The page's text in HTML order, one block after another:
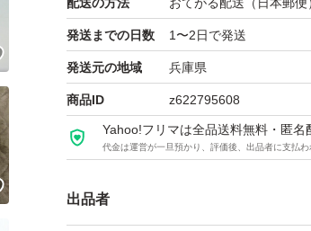
発送までの日数 1〜2日で発送
発送元の地域 兵庫県
商品ID z622795608
Yahoo!フリマは全品送料無料・匿名
代金は運営が一旦預かり、評価後、出品者に支払わ
出品者
いいね！